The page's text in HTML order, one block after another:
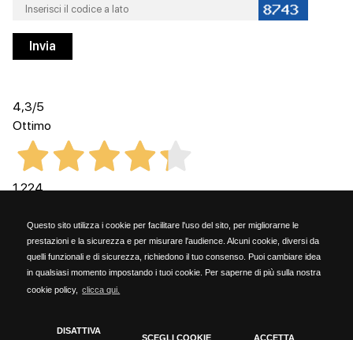
Questo sito utilizza i cookie per facilitare l'uso del sito, per migliorarne le
prestazioni e la sicurezza e per misurare l'audience. Alcuni cookie, diversi da
quelli funzionali e di sicurezza, richiedono il tuo consenso. Puoi cambiare idea
in qualsiasi momento impostando i tuoi cookie. Per saperne di più sulla nostra
cookie policy,
clicca qui.
DISATTIVA
SCEGLI COOKIE ACCETTA
4,3/5
Ottimo
1.224